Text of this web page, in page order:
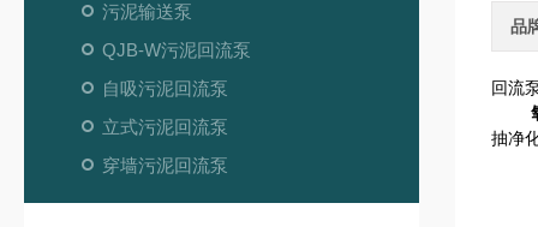
污泥输送泵
QJB-W污泥回流泵
自吸污泥回流泵
立式污泥回流泵
穿墙污泥回流泵
品
回流
抽净